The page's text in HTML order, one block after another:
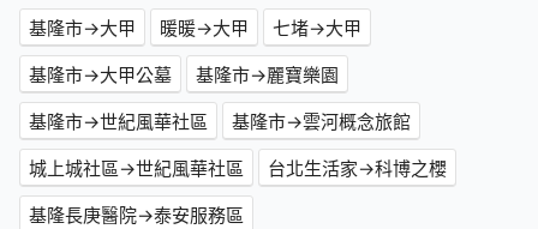
基隆市→大甲 暖暖→大甲
七堵→大甲
基隆市→大甲公墓
基隆市→麗寶樂園
基隆市→世紀風華社區
基隆市→雲河概念旅館
城上城社區→世紀風華社區
台北生活家→科博之櫻
基隆長庚醫院→泰安服務區